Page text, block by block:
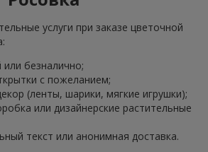
услуги при заказе цветочной
или безналично;
с пожеланием;
(ленты, шарики, мягкие игрушки);
или дизайнерские растительные
текст или анонимная доставка.